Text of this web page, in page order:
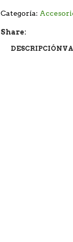
Categoría:
Share:
DESCRIPCIÓN